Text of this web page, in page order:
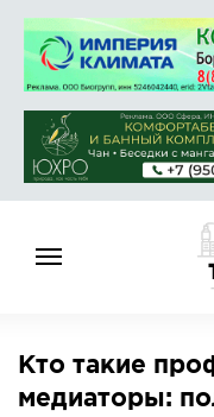
НОВОСТИ
Кто такие
медиаторы: